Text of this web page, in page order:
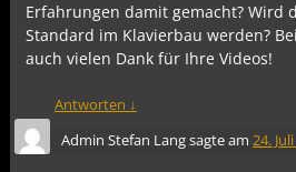
Erfahrungen damit gemacht? Wird
Standard im Klavierbau werden?
auch vielen Dank für Ihre Videos!
Antworten ↓
Admin Stefan Langsagte am 24.